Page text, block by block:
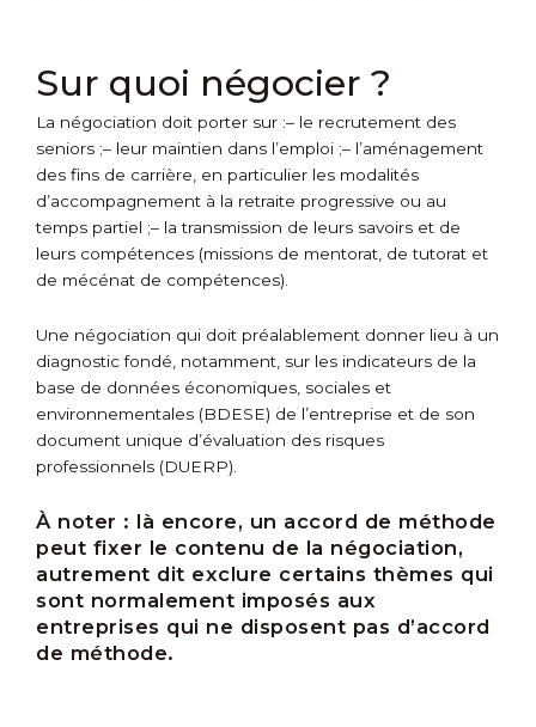
Sur quoi négocier ?
La négociation doit porter sur :– le recrutement des
seniors ;– leur maintien dans l’emploi ;– l’aménagement
des fins de carrière, en particulier les modalités
d’accompagnement à la retraite progressive ou au
temps partiel ;– la transmission de leurs savoirs et de
leurs compétences (missions de mentorat, de tutorat et
de mécénat de compétences).
Une négociation qui doit préalablement donner lieu à un
diagnostic fondé, notamment, sur les indicateurs de la
base de données économiques, sociales et
environnementales (BDESE) de l’entreprise et de son
document unique d’évaluation des risques
professionnels (DUERP).
À noter : là encore, un accord de méthode
peut fixer le contenu de la négociation,
autrement dit exclure certains thèmes qui
sont normalement imposés aux
entreprises qui ne disposent pas d’accord
de méthode.